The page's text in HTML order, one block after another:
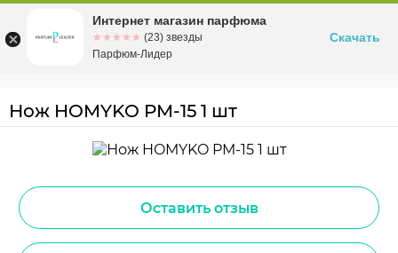
Омскул. Заозерная, 11, к. 1
Нож HOMYKO PM-15 1 шт
Оставить отзыв
Интернет магазин парфюма
☆☆☆☆☆
★★★★★ (23) звезды
Парфюм-Лидер
Скачать